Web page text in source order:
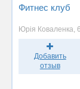
Фитнес клуб
Юрія Коваленка,
Добавить
отзыв